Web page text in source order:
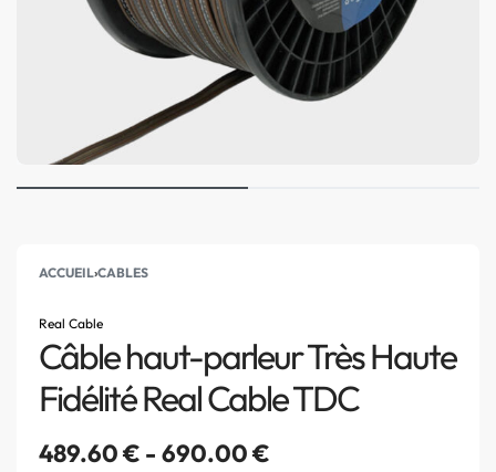
ACCUEIL›CABLES
Real Cable
Câble haut-parleur Très Haute
Fidélité Real Cable TDC
489.60€ 690.00€